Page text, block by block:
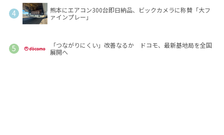
熊本にエアコン300台即日納品、ビックカメラに称賛「大フ
ァインプレー」
「つながりにくい」改善なるか ドコモ、最新基地局を全国
展開へ